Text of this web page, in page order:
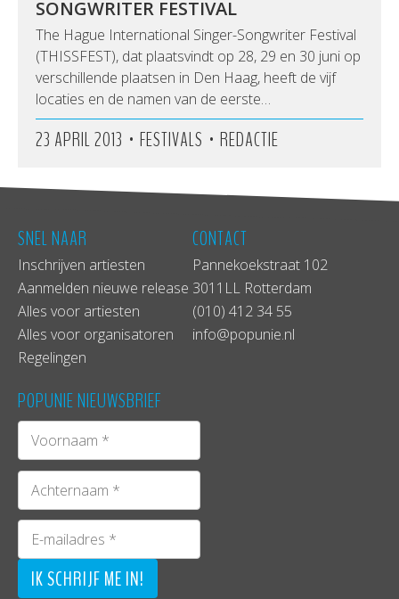
SONGWRITER FESTIVAL
The Hague International Singer-Songwriter Festival
(THISSFEST), dat plaatsvindt op 28, 29 en 30 juni op
verschillende plaatsen in Den Haag, heeft de vijf
locaties en de namen van de eerste…
23 APRIL 2013 • FESTIVALS • REDACTIE
SNEL NAAR
Inschrijven artiesten
Aanmelden nieuwe release
Alles voor artiesten
Alles voor organisatoren
Regelingen
CONTACT
Pannekoekstraat 102
3011LL Rotterdam
(010) 412 34 55
info@popunie.nl
POPUNIE NIEUWSBRIEF